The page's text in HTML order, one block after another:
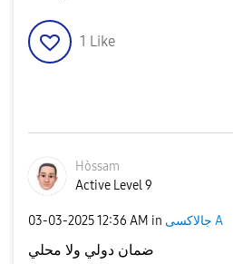
1 Like
Hòssam
Active Level 9
‎03-03-202512:36 AM in جالاكسى A
ضمان دولي ولا محلي